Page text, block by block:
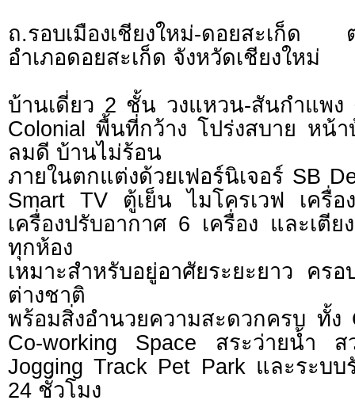
ถ.รอบเมืองเชียงใหม่-ดอยสะเก็ด
อำเภอดอยสะเก็ด จังหวัดเชียงใหม่
บ้านเดี่ยว 2 ชั้น วงแหวน-สันกำแพง
Colonial พื้นที่กว้าง โปร่งสบาย หน้
ลมดี บ้านไม่ร้อน
ภายในตกแต่งด้วยเฟอร์นิเจอร์ SB
Smart TV ตู้เย็น ไมโครเวฟ เครื่อ
เครื่องปรับอากาศ 6 เครื่อง และเตี
ทุกห้อง
เหมาะสำหรับอยู่อาศัยระยะยาว คร
ต่างชาติ
พร้อมสิ่งอำนวยความสะดวกครบ ทั้ง
Co-working Space สระว่ายน้ำ
Jogging Track Pet Park และระบ
24 ชั่วโมง